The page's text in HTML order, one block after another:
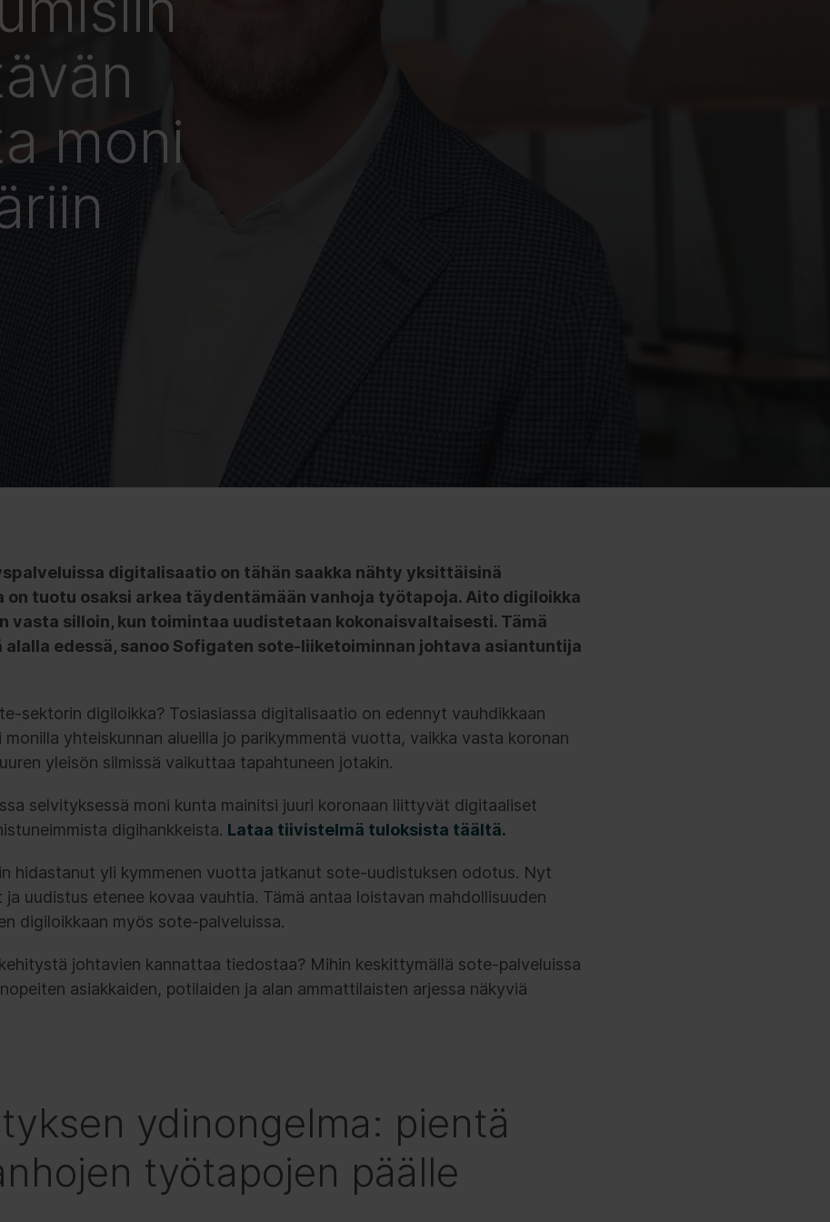
moni
digitalisaatio on tähän saakka nähty yksittäisinä
on tuotu osaksi arkea täydentämään vanhoja työtapoja. Aito digiloikka
vasta silloin, kun toimintaa uudistetaan kokonaisvaltaisesti. Tämä
alalla edessä, sanoo Sofigaten sote-liiketoiminnan johtava asiantuntija
sektorin digiloikka? Tosiasiassa digitalisaatio on edennyt vauhdikkaan
yhteiskunnan alueilla jo parikymmentä vuotta, vaikka vasta koronan
yleisön silmissä vaikuttaa tapahtuneen jotakin.
selvityksessä moni kunta mainitsi juuri koronaan liittyvät digitaaliset
digihankkeista. Lataa tiivistelmä tuloksista täältä.
hidastanut yli kymmenen vuotta jatkanut sote-uudistuksen odotus. Nyt
uudistus etenee kovaa vauhtia. Tämä antaa loistavan mahdollisuuden
digiloikkaan myös sote-palveluissa.
johtavien kannattaa tiedostaa? Mihin keskittymällä sote-palveluissa
asiakkaiden, potilaiden ja alan ammattilaisten arjessa näkyviä
ydinongelma: pientä
työtapojen päälle